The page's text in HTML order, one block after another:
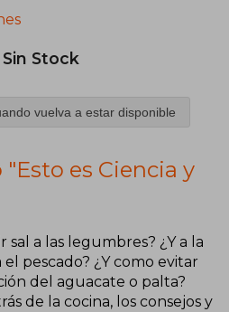
Sin Stock
vuelva a estar disponible
"Esto es Ciencia y
sal a las legumbres? ¿Y a la
pescado? ¿Y como evitar
del aguacate o palta?
de la cocina, los consejos y